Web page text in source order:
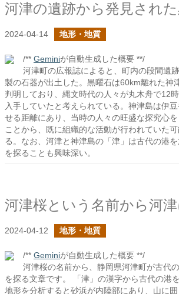
河津の遺跡から発見され
2024-04-14 地形・地質
/** Geminiが自動生成した概要 **/
河津町の広報誌によると、町内の段間遺
製の石器が出土した。黒曜石は60km離れた神
判明しており、縄文時代の人々が丸木舟で12時
入手していたと考えられている。神津島は伊
せる距離にあり、当時の人々の旺盛な探究心
ことから、既に組織的な活動が行われていた
る。なお、河津と神津島の「津」は古代の港
を探ることも興味深い。
2024-04-12 地形・地質
/** Geminiが自動生成した概要 **/
河津桜の名前から、静岡県河津町が古代
を探る文章です。 「津」の漢字から古代の港
地形を分析すると砂浜が内陸部にあり、山に